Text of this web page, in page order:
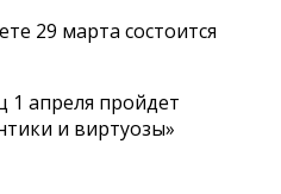
29 марта состоится
1 апреля пройдет
и виртуозы»